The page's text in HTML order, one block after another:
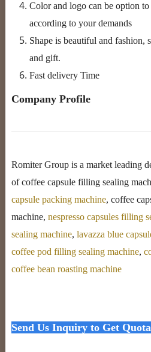
Color and logo can be option
according to your demands
Shape is beautiful and fashion,
and gift.
Fast delivery Time
Company Profile
Romiter Group is a market leading
of coffee capsule filling sealing
capsule packing machine, coffee
machine, nespresso capsules filling
sealing machine, lavazza blue
coffee pod filling sealing machine,
coffee bean roasting machine
Send Us Inquiry to Get